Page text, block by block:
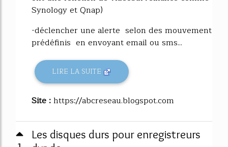
Synology et Qnap)
-déclencher une alerte selon des mouvement
prédéfinis en envoyant email ou sms...
LIRE LA SUITE
Site :https://abcreseau.blogspot.com
Les disques durs pour enregistreurs